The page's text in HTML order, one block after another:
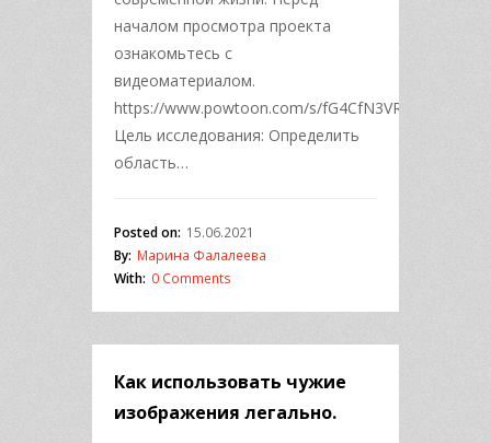
началом просмотра проекта
ознакомьтесь с
видеоматериалом.
https://www.powtoon.com/s/fG4CfN3VRdd/1/m
Цель исследования: Определить
область…
Posted on: 15.06.2021
By: Марина Фалалеева
With: 0 Comments
Как использовать чужие
изображения легально.